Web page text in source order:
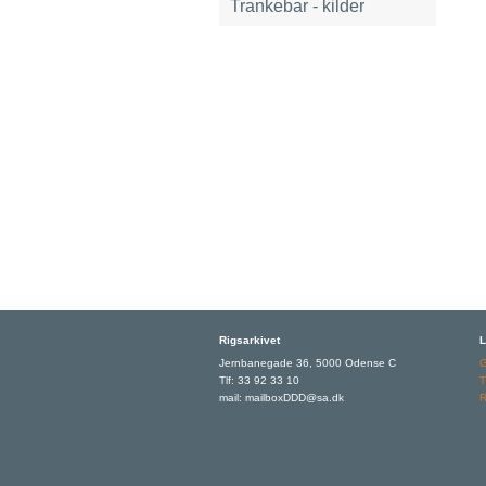
Trankebar - kilder
Rigsarkivet
Jernbanegade 36, 5000 Odense C
Tlf: 33 92 33 10
mail: mailboxDDD@sa.dk